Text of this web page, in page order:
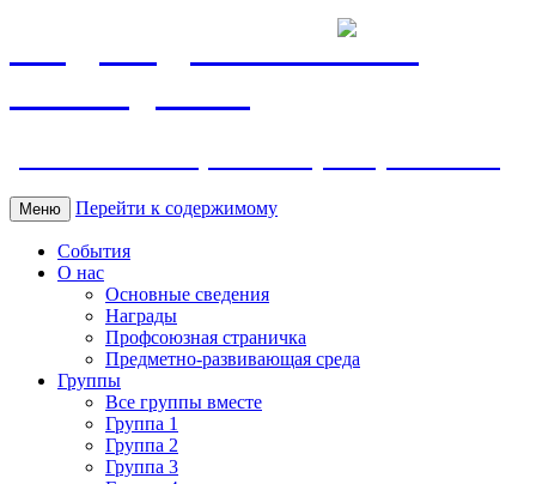
МБДОУ ДС "Калинка"
Меню Перейти к содержимому
События
О нас
Основные сведения
Награды
Профсоюзная страничка
Предметно-развивающая среда
Группы
Все группы вместе
Группа 1
Группа 2
Группа 3